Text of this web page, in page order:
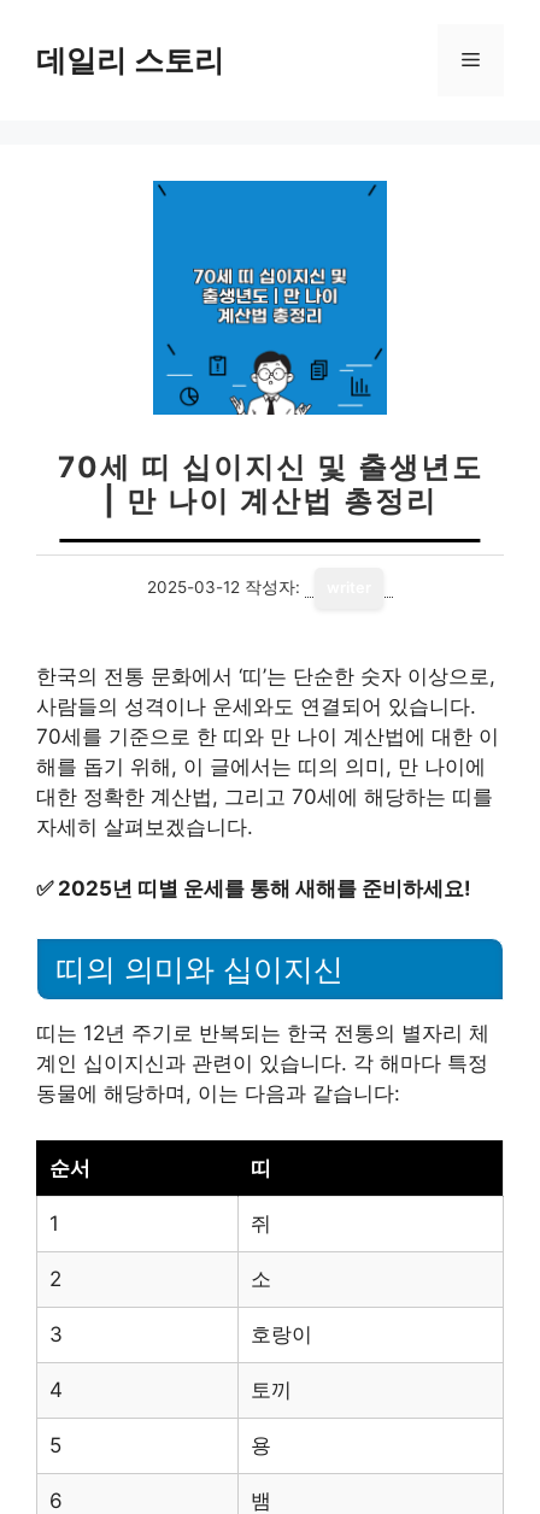
데일리 스토리 메
70세 띠 십이지신 및 출생년도
| 만 나이 계산법 총정리
2025-03-12 작성자:
한국의 전통 문화에서 ‘띠’는 단순한 숫자 이상으로,
사람들의 성격이나 운세와도 연결되어 있습니다.
70세를 기준으로 한 띠와 만 나이 계산법에 대한 이
해를 돕기 위해, 이 글에서는 띠의 의미, 만 나이에
대한 정확한 계산법, 그리고 70세에 해당하는 띠를
자세히 살펴보겠습니다.
✅ 2025년 띠별 운세를 통해 새해를 준비하세요!
띠의 의미와 십이지신
띠는 12년 주기로 반복되는 한국 전통의 별자리 체
계인 십이지신과 관련이 있습니다. 각 해마다 특정
동물에 해당하며, 이는 다음과 같습니다:
순서 띠
1 쥐
2 소
3 호랑이
4 토끼
5 용
6 뱀